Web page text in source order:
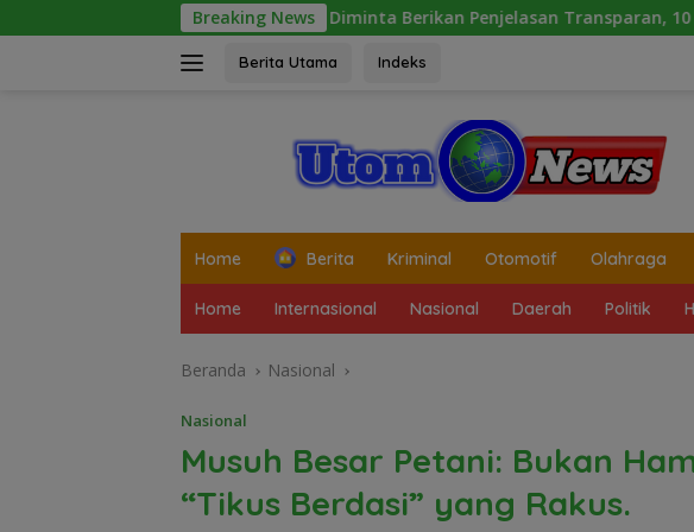
ke
Breaking News
Diminta Berikan Penjelasan Transparan, 10 Bidang Tanah Jangan
Berita Utama Indeks
Home Berita Kriminal Otomotif Olahraga
Home Internasional Nasional Daerah Politik
Beranda Nasional
Nasional
Musuh Besar Petani: Bukan
“Tikus Berdasi” yang Rakus.